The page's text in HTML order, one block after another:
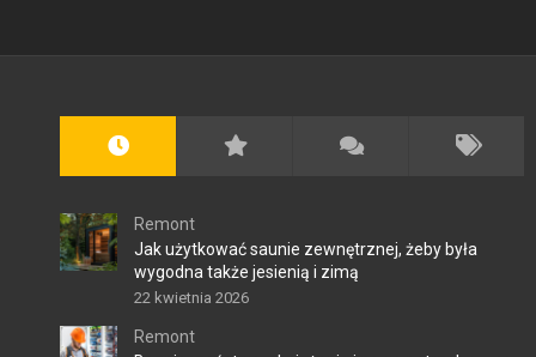
Remont
Jak użytkować saunie zewnętrznej, żeby była
wygodna także jesienią i zimą
22 kwietnia 2026
Remont